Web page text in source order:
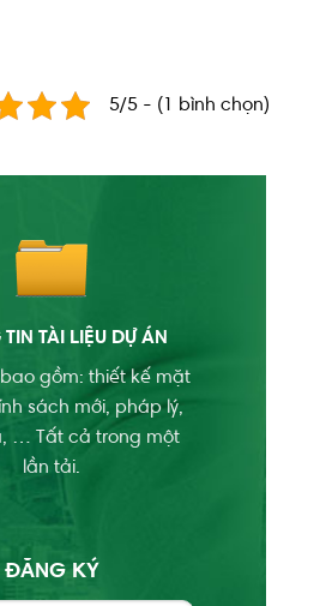
5/5 - (1 bình chọn)
TÀI LIỆU DỰ ÁN
bao gồm: thiết kế mặt
sách mới, pháp lý,
… Tất cả trong một
lần tải.
ĐĂNG KÝ